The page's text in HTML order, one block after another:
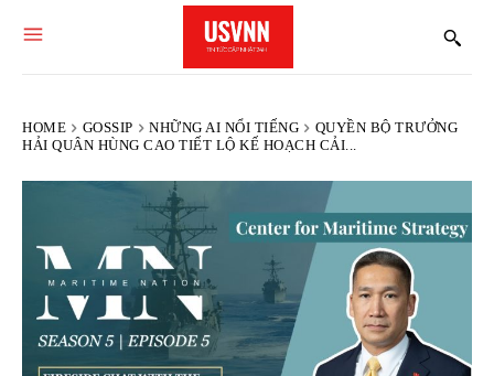
HOME GOSSIP NHỮNG AI NỔI TIẾNG
QUYỀN BỘ TRƯỞNG
HẢI QUÂN HÙNG CAO TIẾT LỘ KẾ HOẠCH CẢI...